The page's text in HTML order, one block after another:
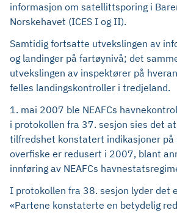
informasjon om satellittsporing i
Norskehavet (ICES I og II).
Samtidig fortsatte utvekslingen av
og landinger på fartøynivå; det
utvekslingen av inspektører på
felles landingskontroller i tredjeland.
1. mai 2007 ble NEAFCs
i protokollen fra 37. sesjon sies det
tilfredshet konstatert indikasjoner på
overfiske er redusert i 2007, blant
innføring av NEAFCs
I protokollen fra 38. sesjon lyder det
«Partene konstaterte en betydelig